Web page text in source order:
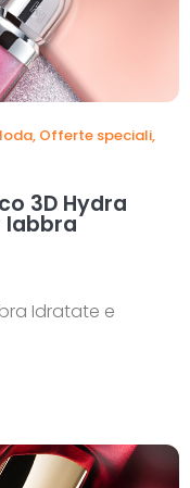
, Offerte speciali,
3D Hydra
labbra
Idratate e